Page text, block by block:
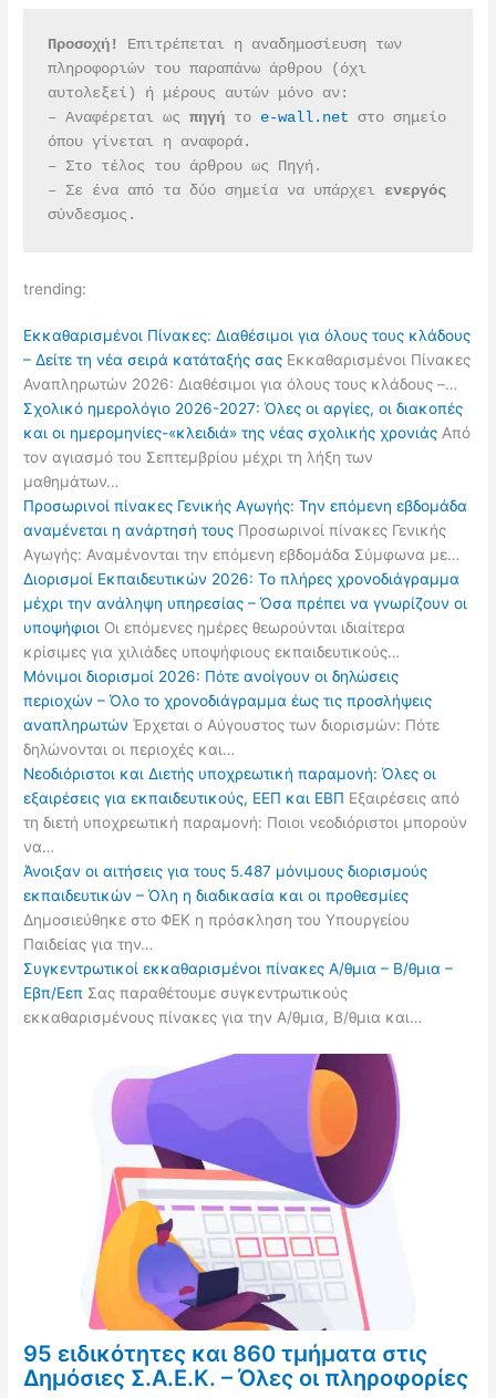
Προσοχή!
Επιτρέπεται η αναδημοσίευση των
πληροφοριών του παραπάνω άρθρου (όχι
αυτολεξεί) ή μέρους αυτών μόνο αν:
– Αναφέρεται ως πηγή το e-wall.net στο σημείο
όπου γίνεται η αναφορά.
– Στο τέλος του άρθρου ως Πηγή.
– Σε ένα από τα δύο σημεία να υπάρχει
σύνδεσμος.
trending:
Εκκαθαρισμένοι Πίνακες: Διαθέσιμοι για όλους τους κλάδους
– Δείτε τη νέα σειρά κατάταξής σας Εκκαθαρισμένοι Πίνακες
Αναπληρωτών 2026: Διαθέσιμοι για όλους τους κλάδους –…
Σχολικό ημερολόγιο 2026-2027: Όλες οι αργίες, οι διακοπές
και οι ημερομηνίες-«κλειδιά» της νέας σχολικής χρονιάς Από
τον αγιασμό του Σεπτεμβρίου μέχρι τη λήξη των
μαθημάτων…
Προσωρινοί πίνακες Γενικής Αγωγής: Την επόμενη εβδομάδα
αναμένεται η ανάρτησή τους Προσωρινοί πίνακες Γενικής
Αγωγής: Αναμένονται την επόμενη εβδομάδα Σύμφωνα με…
Διορισμοί Εκπαιδευτικών 2026: Το πλήρες χρονοδιάγραμμα
μέχρι την ανάληψη υπηρεσίας – Όσα πρέπει να γνωρίζουν οι
υποψήφιοι Οι επόμενες ημέρες θεωρούνται ιδιαίτερα
κρίσιμες για χιλιάδες υποψήφιους εκπαιδευτικούς…
Μόνιμοι διορισμοί 2026: Πότε ανοίγουν οι δηλώσεις
περιοχών – Όλο το χρονοδιάγραμμα έως τις προσλήψεις
αναπληρωτών Έρχεται ο Αύγουστος των διορισμών: Πότε
δηλώνονται οι περιοχές και…
Νεοδιόριστοι και Διετής υποχρεωτική παραμονή: Όλες οι
εξαιρέσεις για εκπαιδευτικούς, ΕΕΠ και ΕΒΠ Εξαιρέσεις από
τη διετή υποχρεωτική παραμονή: Ποιοι νεοδιόριστοι μπορούν
να…
Άνοιξαν οι αιτήσεις για τους 5.487 μόνιμους διορισμούς
εκπαιδευτικών – Όλη η διαδικασία και οι προθεσμίες
Δημοσιεύθηκε στο ΦΕΚ η πρόσκληση του Υπουργείου
Παιδείας για την…
Συγκεντρωτικοί εκκαθαρισμένοι πίνακες Α/θμια – Β/θμια –
Εβπ/Εεπ Σας παραθέτουμε συγκεντρωτικούς
εκκαθαρισμένους πίνακες για την Α/θμια, Β/θμια και…
95 ειδικότητες και 860 τμήματα στις
Δημόσιες Σ.Α.Ε.Κ. – Όλες οι πληροφορίες